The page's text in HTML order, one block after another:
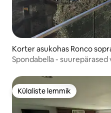
Korter asukohas Ronco
Spondabella -
Külaliste lemmik
Külaliste lemmik